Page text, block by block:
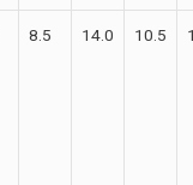
8.5 14.0 10.5